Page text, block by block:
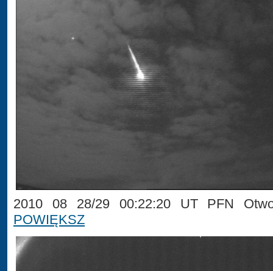
2010 08 28/29 00:22:20 UT PFN
POWIĘKSZ